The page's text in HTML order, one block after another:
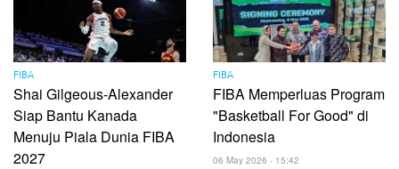
FIBA
Shai Gilgeous-Alexander
Siap Bantu Kanada
Menuju Piala Dunia FIBA
2027
FIBA
FIBA Memperluas Program
"Basketball For Good" di
Indonesia
06 May 2026 - 15:42